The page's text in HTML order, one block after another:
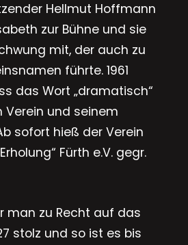
Hellmut Hoffmann
zur Bühne und sie
mit, der auch zu
führte. 1961
das Wort „dramatisch“
und seinem
sofort hieß der Verein
Fürth e.V. gegr.
man zu Recht auf das
stolz und so ist es bis